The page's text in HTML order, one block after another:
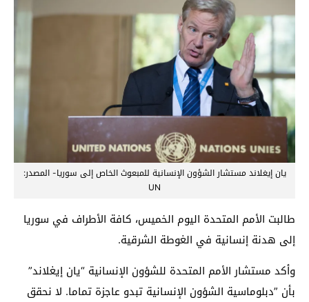
يان إيغلاند مستشار الشؤون الإنسانية للمبعوث الخاص إلى سوريا- المصدر:
UN
طالبت الأمم المتحدة اليوم الخميس، كافة الأطراف في سوريا
إلى هدنة إنسانية في الغوطة الشرقية.
وأكد مستشار الأمم المتحدة للشؤون الإنسانية “يان إيغلاند”
بأن ”دبلوماسية الشؤون الإنسانية تبدو عاجزة تماما. لا نحقق